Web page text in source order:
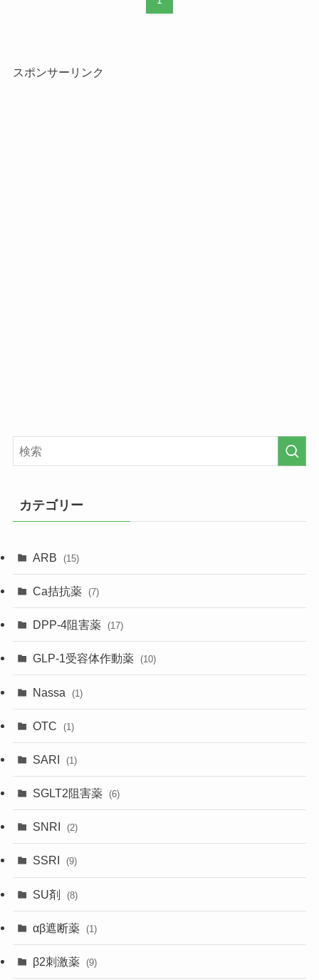
スポンサーリンク
カテゴリー
ARB (15)
Ca拮抗薬 (7)
DPP-4阻害薬 (17)
GLP-1受容体作動薬 (10)
Nassa (1)
OTC (1)
SARI (1)
SGLT2阻害薬 (6)
SNRI (2)
SSRI (9)
SU剤 (8)
αβ遮断薬 (1)
β2刺激薬 (9)